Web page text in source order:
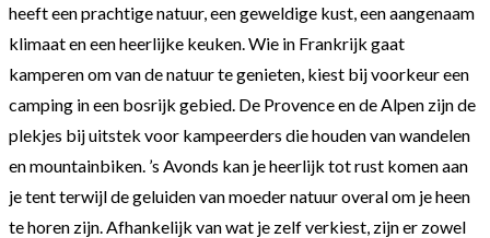
heeft een prachtige natuur, een geweldige kust, een aangenaam
klimaat en een heerlijke keuken. Wie in Frankrijk gaat
kamperen om van de natuur te genieten, kiest bij voorkeur een
camping in een bosrijk gebied. De Provence en de Alpen zijn de
plekjes bij uitstek voor kampeerders die houden van wandelen
en mountainbiken. ’s Avonds kan je heerlijk tot rust komen aan
je tent terwijl de geluiden van moeder natuur overal om je heen
te horen zijn. Afhankelijk van wat je zelf verkiest, zijn er zowel